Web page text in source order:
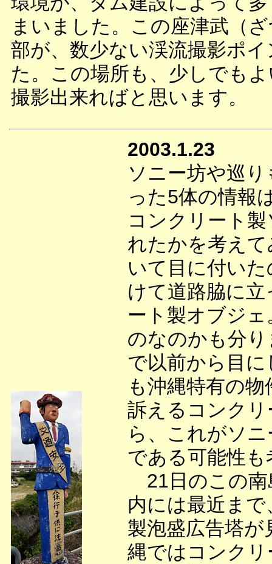
まいました。この座津武（
部が、数少ない渓流撮影ポ
た。この場所も、少しでも
撮影出来ればと思います。
2003.1.23
ソニー坊や巡
った5体の情報
コンクリート
れたかを考え
いて目に付い
けて道路脇に
ート製オブジ
のなのかも分
で以前から目
も沖縄特有の
訴えるコンク
ら、これがソ
である可能性
21日のこの南
内には最近ま
製泡盛広告塔
縄ではコンク